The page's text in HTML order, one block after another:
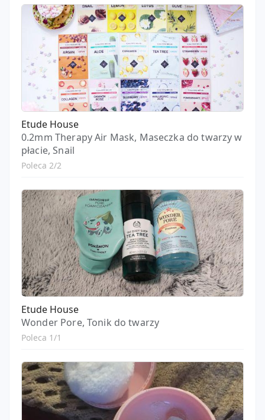
Etude House
0.2mm Therapy Air Mask, Maseczka do twarzy w
płacie, Snail
Poleca 2/2
Etude House
Wonder Pore, Tonik do twarzy
Poleca 1/1